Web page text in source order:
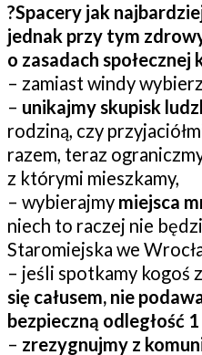
?Spacery jak
jednak przy tym
o zasadach
– zamiast windy
– unikajmy skupisk
rodziną, czy
razem, teraz
z którymi mieszkamy,
– wybierajmy miejsca
niech to raczej nie
Staromiejska we
– jeśli spotkamy kogoś
się całusem, nie
bezpieczną odległość
– zrezygnujmy z